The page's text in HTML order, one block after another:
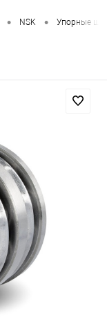
• NSK • Упорные